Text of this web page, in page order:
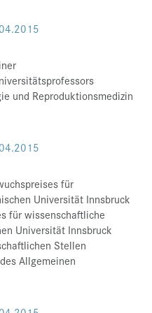
und Reproduktionsmedizin
für
Universität Innsbruck
für wissenschaftliche
Universität Innsbruck
Stellen
Allgemeinen